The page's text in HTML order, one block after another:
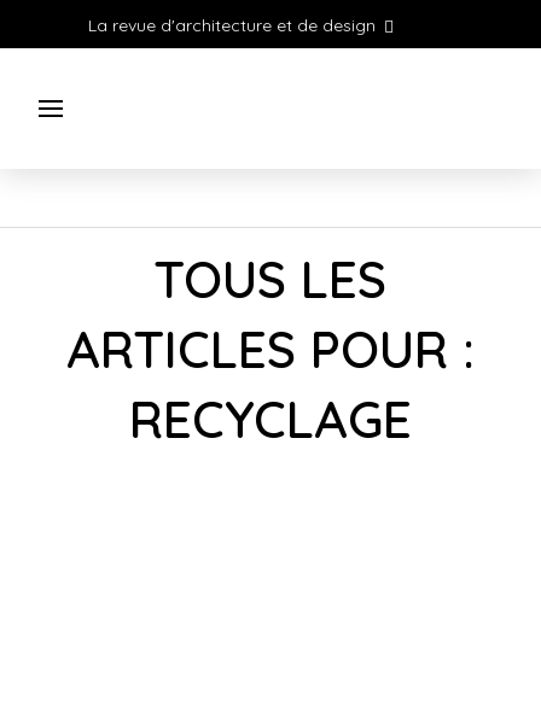
La revue d'architecture et de design
TOUS LES
ARTICLES POUR :
RECYCLAGE